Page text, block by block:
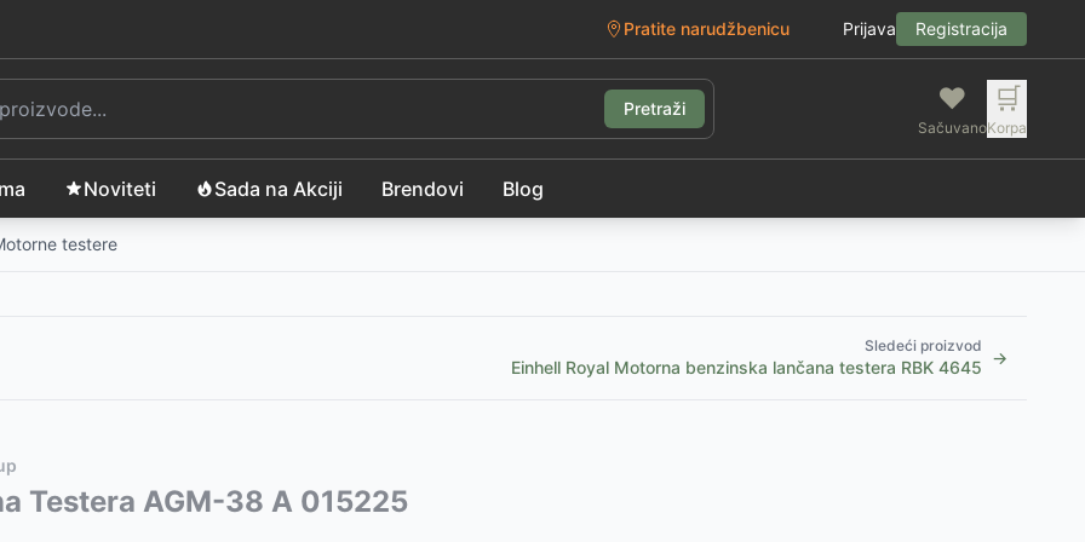
Pratite narudžbenicu Prijava Registracija
Pretraži ❤️
Sačuvano
🛒
Korpa
Noviteti Sada na Akciji Brendovi Blog
testere
Sledeći proizvod
Einhell Royal Motorna benzinska lančana testera RBK 4645 →
Testera AGM-38 A 015225